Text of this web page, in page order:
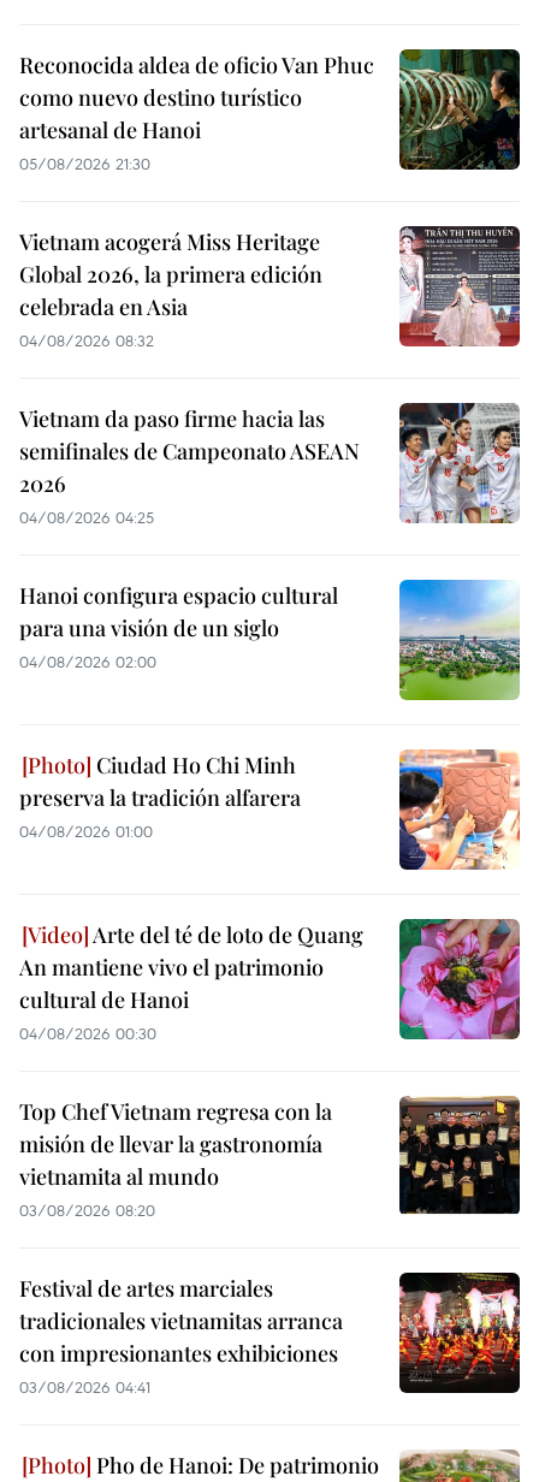
Reconocida aldea de oficio Van Phuc
como nuevo destino turístico
artesanal de Hanoi
05/08/2026 21:30
Vietnam acogerá Miss Heritage
Global 2026, la primera edición
celebrada en Asia
04/08/2026 08:32
Vietnam da paso firme hacia las
semifinales de Campeonato ASEAN
2026
04/08/2026 04:25
Hanoi configura espacio cultural
para una visión de un siglo
04/08/2026 02:00
Ciudad Ho Chi Minh
preserva la tradición alfarera
04/08/2026 01:00
Arte del té de loto de Quang
An mantiene vivo el patrimonio
cultural de Hanoi
04/08/2026 00:30
Top Chef Vietnam regresa con la
misión de llevar la gastronomía
vietnamita al mundo
03/08/2026 08:20
Festival de artes marciales
tradicionales vietnamitas arranca
con impresionantes exhibiciones
03/08/2026 04:41
Pho de Hanoi: De patrimonio